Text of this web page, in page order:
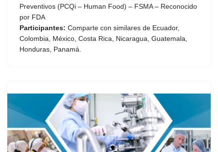
Preventivos (PCQi – Human Food) – FSMA – Reconocido
por FDA
Participantes: Comparte con similares de Ecuador,
Colombia, México, Costa Rica, Nicaragua, Guatemala,
Honduras, Panamá.